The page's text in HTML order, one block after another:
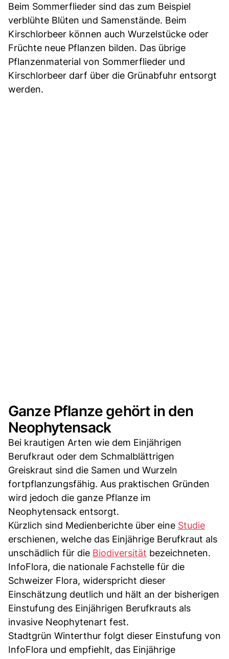
Beim Sommerflieder sind das zum Beispiel
verblühte Blüten und Samenstände. Beim
Kirschlorbeer können auch Wurzelstücke oder
Früchte neue Pflanzen bilden. Das übrige
Pflanzenmaterial von Sommerflieder und
Kirschlorbeer darf über die Grünabfuhr entsorgt
werden.
Ganze Pflanze gehört in den
Neophytensack
Bei krautigen Arten wie dem Einjährigen
Berufkraut oder dem Schmalblättrigen
Greiskraut sind die Samen und Wurzeln
fortpflanzungsfähig. Aus praktischen Gründen
wird jedoch die ganze Pflanze im
Neophytensack entsorgt.
Kürzlich sind Medienberichte über eine Studie
erschienen, welche das Einjährige Berufkraut als
unschädlich für die Biodiversität bezeichneten.
InfoFlora, die nationale Fachstelle für die
Schweizer Flora, widerspricht dieser
Einschätzung deutlich und hält an der bisherigen
Einstufung des Einjährigen Berufkrauts als
invasive Neophytenart fest.
Stadtgrün Winterthur folgt dieser Einstufung von
InfoFlora und empfiehlt, das Einjährige